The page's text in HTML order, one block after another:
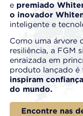
e premiado
o inovador
inteligente e
Como uma árvore
resiliência, a FGM
enraizada em
produto lançado é
inspiram
do mundo.
Encontre nas